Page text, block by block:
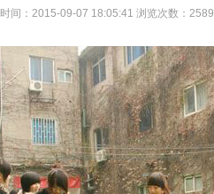
间：2015-09-07 18:05:41 浏览次数：2589